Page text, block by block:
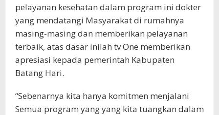
pelayanan kesehatan dalam program ini dokter
yang mendatangi Masyarakat di rumahnya
masing-masing dan memberikan pelayanan
terbaik, atas dasar inilah tv One memberikan
apresiasi kepada pemerintah Kabupaten
Batang Hari.
“Sebenarnya kita hanya komitmen menjalani
Semua program yang yang kita tuangkan dalam